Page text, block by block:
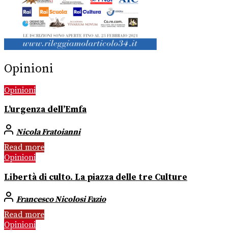
Opinioni
Opinioni
L’urgenza dell’Emfa
Nicola Fratoianni
Read more
Opinioni
Libertà di culto. La piazza delle tre Culture
Francesco Nicolosi Fazio
Read more
Opinioni